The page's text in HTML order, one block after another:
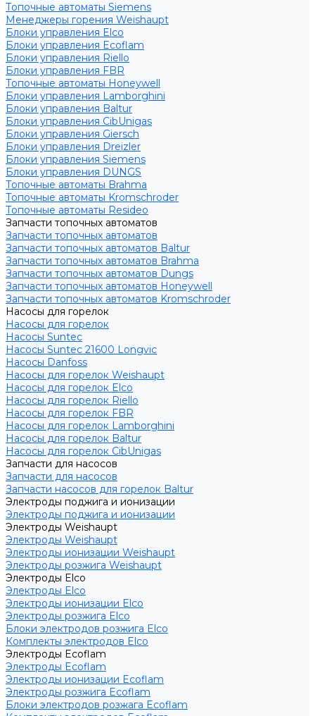
Топочные автоматы Siemens
Менеджеры горения Weishaupt
Блоки управления Elco
Блоки управления Ecoflam
Блоки управления Riello
Блоки управления FBR
Топочные автоматы Honeywell
Блоки управления Lamborghini
Блоки управления Baltur
Блоки управления CibUnigas
Блоки управления Giersch
Блоки управления Dreizler
Блоки управления Siemens
Блоки управления DUNGS
Топочные автоматы Brahma
Топочные автоматы Kromschroder
Топочные автоматы Resideo
Запчасти топочных автоматов
Запчасти топочных автоматов
Запчасти топочных автоматов Baltur
Запчасти топочных автоматов Brahma
Запчасти топочных автоматов Dungs
Запчасти топочных автоматов Honeywell
Запчасти топочных автоматов Kromschroder
Насосы для горелок
Насосы для горелок
Насосы Suntec
Насосы Suntec 21600 Longvic
Насосы Danfoss
Насосы для горелок Weishaupt
Насосы для горелок Elco
Насосы для горелок Riello
Насосы для горелок FBR
Насосы для горелок Lamborghini
Насосы для горелок Baltur
Насосы для горелок CibUnigas
Запчасти для насосов
Запчасти для насосов
Запчасти насосов для горелок Baltur
Электроды поджига и ионизации
Электроды поджига и ионизации
Электроды Weishaupt
Электроды Weishaupt
Электроды ионизации Weishaupt
Электроды розжига Weishaupt
Электроды Elco
Электроды Elco
Электроды ионизации Elco
Электроды розжига Elco
Блоки электродов розжига Elco
Комплекты электродов Elco
Электроды Ecoflam
Электроды Ecoflam
Электроды ионизации Ecoflam
Электроды розжига Ecoflam
Блоки электродов розжага Ecoflam